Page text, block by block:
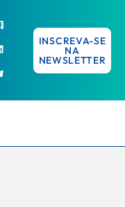
INSCREVA-SE
NA
NEWSLETTER